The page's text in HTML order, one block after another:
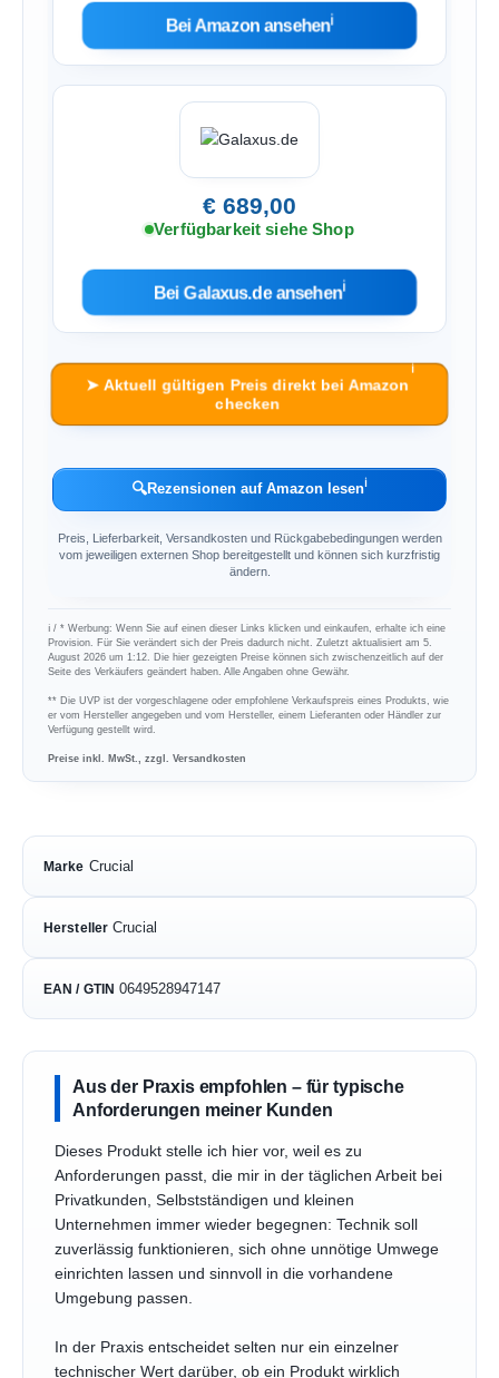
Bei Amazon ansehenℹ︎
€ 689,00
Verfügbarkeit siehe Shop
Bei Galaxus.de ansehenℹ︎
➤ Aktuell gültigen Preis direkt bei Amazon
checken
ℹ︎
🔍Rezensionen auf Amazon lesenℹ︎
Preis, Lieferbarkeit, Versandkosten und Rückgabebedingungen werden
vom jeweiligen externen Shop bereitgestellt und können sich kurzfristig
ändern.
ℹ︎ / * Werbung: Wenn Sie auf einen dieser Links klicken und einkaufen, erhalte ich eine
Provision. Für Sie verändert sich der Preis dadurch nicht. Zuletzt aktualisiert am 5.
August 2026 um 1:12. Die hier gezeigten Preise können sich zwischenzeitlich auf der
Seite des Verkäufers geändert haben. Alle Angaben ohne Gewähr.
** Die UVP ist der vorgeschlagene oder empfohlene Verkaufspreis eines Produkts, wie
er vom Hersteller angegeben und vom Hersteller, einem Lieferanten oder Händler zur
Verfügung gestellt wird.
Preise inkl. MwSt., zzgl. Versandkosten
Marke Crucial
Hersteller Crucial
EAN / GTIN 0649528947147
Aus der Praxis empfohlen – für typische
Anforderungen meiner Kunden
Dieses Produkt stelle ich hier vor, weil es zu
Anforderungen passt, die mir in der täglichen Arbeit bei
Privatkunden, Selbstständigen und kleinen
Unternehmen immer wieder begegnen: Technik soll
zuverlässig funktionieren, sich ohne unnötige Umwege
einrichten lassen und sinnvoll in die vorhandene
Umgebung passen.
In der Praxis entscheidet selten nur ein einzelner
technischer Wert darüber, ob ein Produkt wirklich